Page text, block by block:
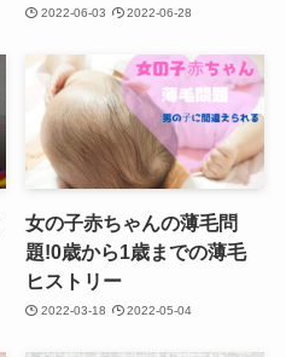
2022-06-03 2022-06-28
女の子赤ちゃんの薄毛問
題!0歳から1歳までの薄毛
ヒストリー
2022-03-18 2022-05-04